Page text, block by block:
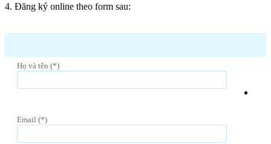
4. Đăng ký online theo form sau:
Họ và tên (*)
Email (*)